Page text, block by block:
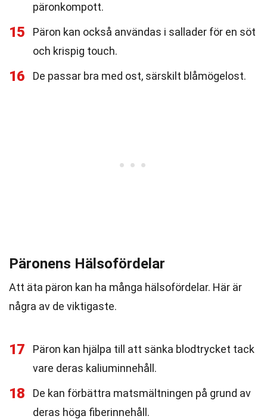
päronkompott.
15
Päron kan också användas i sallader för en söt
och krispig touch.
16 De passar bra med ost, särskilt blåmögelost.
Päronens Hälsofördelar
Att äta päron kan ha många hälsofördelar. Här är
några av de viktigaste.
17
Päron kan hjälpa till att sänka blodtrycket tack
vare deras kaliuminnehåll.
18
De kan förbättra matsmältningen på grund av
deras höga fiberinnehåll.